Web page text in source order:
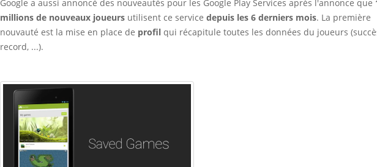
Google a aussi annoncé des nouveautés pour les Google Play Services après l'annonce que
millions de nouveaux joueurs utilisent ce service depuis les 6 derniers mois. La première
nouvauté est la mise en place de profil qui récapitule toutes les données du joueurs
record, ...).